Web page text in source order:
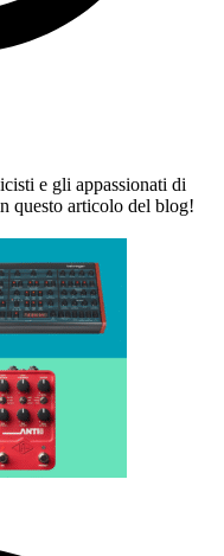
e gli appassionati di
questo articolo del blog!